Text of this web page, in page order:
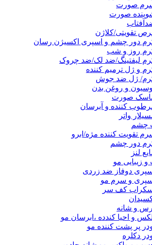
صورت
صورت
تقویتی/کلاژن
دور چشم و اسپری اکسیژن رسان
روز و شب
لیفتینگ/ضد لک/ضد چروک
و ژل ترمیم کننده
ژل ضد جوش
و روغن بدن
صورت
کننده و آبرسان
واتر
چشم
تقویت کننده مژه/ابرو
دور چشم
لنز
زیبایی مو
دوفاز ضد زردی
و سرم مو
کف سر
و شانه
و احیا کندده ،ابرسان مو
پر پشت کننده مو
دکلره